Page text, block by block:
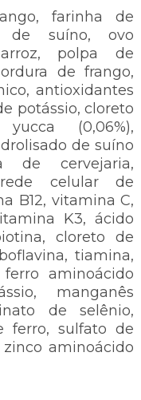
farinha de
de suíno, ovo
polpa de
de frango,
antioxidantes
potássio, cloreto
(0,06%),
de suíno
de cervejaria,
celular de
B12, vitamina C,
K3, ácido
cloreto de
tiamina,
aminoácido
manganês
de selênio,
ferro, sulfato de
aminoácido